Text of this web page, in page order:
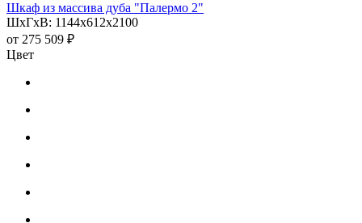
Шкаф из массива дуба "Палермо 2"
ШхГхВ: 1144х612х2100
от 275 509 ₽
Цвет